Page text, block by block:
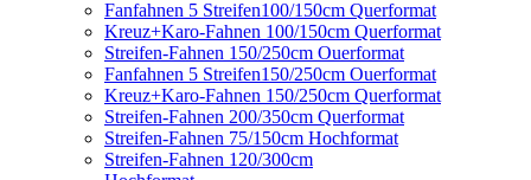
Fanfahnen 5 Streifen100/150cm Querformat
Kreuz+Karo-Fahnen 100/150cm Querformat
Streifen-Fahnen 150/250cm Ouerformat
Fanfahnen 5 Streifen150/250cm Ouerformat
Kreuz+Karo-Fahnen 150/250cm Querformat
Streifen-Fahnen 200/350cm Querformat
Streifen-Fahnen 75/150cm Hochformat
Streifen-Fahnen 120/300cm